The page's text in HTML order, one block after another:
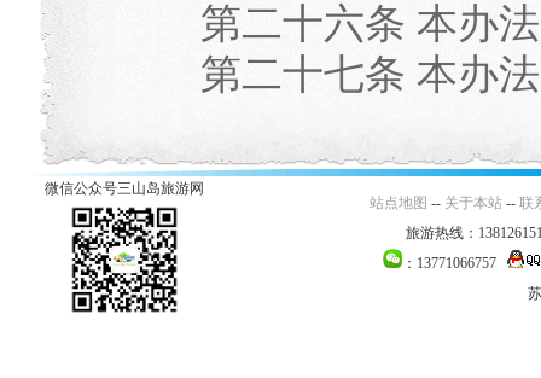
第二十六条 本办法
第二十七条 本办法
微信公众号三山岛旅游网
站点地图 -- 关于本站 -- 联
旅游热线：
：13771066757